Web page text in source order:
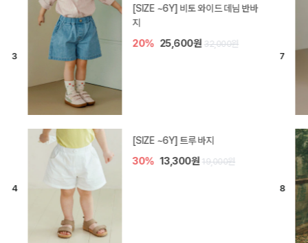
[SIZE ~6Y] 라핀 카프리 팬츠
30%
엘로디 니트 아기 바지
20% 16,000원 20,000원